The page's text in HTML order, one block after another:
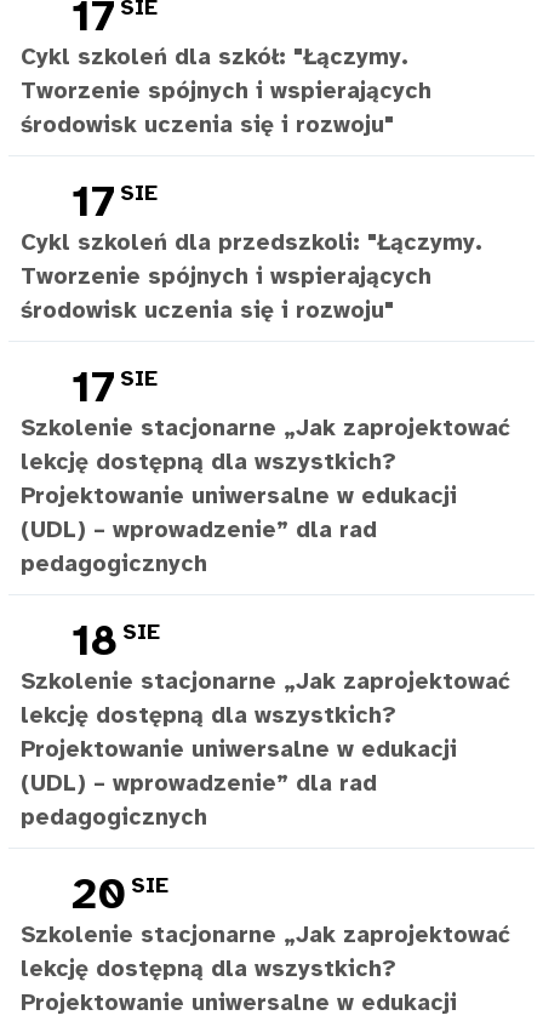
17 SIE
Cykl szkoleń dla szkół: "Łączymy.
Tworzenie spójnych i wspierających
środowisk uczenia się i rozwoju"
17 SIE
Cykl szkoleń dla przedszkoli: "Łączymy.
Tworzenie spójnych i wspierających
środowisk uczenia się i rozwoju"
17 SIE
Szkolenie stacjonarne „Jak zaprojektować
lekcję dostępną dla wszystkich?
Projektowanie uniwersalne w edukacji
(UDL) – wprowadzenie” dla rad
pedagogicznych
18 SIE
Szkolenie stacjonarne „Jak zaprojektować
lekcję dostępną dla wszystkich?
Projektowanie uniwersalne w edukacji
(UDL) – wprowadzenie” dla rad
pedagogicznych
20 SIE
Szkolenie stacjonarne „Jak zaprojektować
lekcję dostępną dla wszystkich?
Projektowanie uniwersalne w edukacji